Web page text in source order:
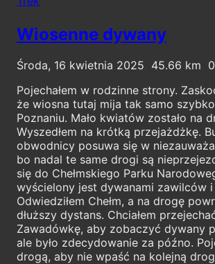
Wiosenne dywany
Środa, 16 kwietnia 2025 45.66
Pojechałem w rodzinne strony.
że wiosna tutaj mija tak samo
Poznaniu. Mało kwiatów zostało na
Wyszedłem na krótką przejażdżkę.
obwodnicy posuwa się w
bo nadal te same drogi są
się do Chełmskiego Parku
wyścielony jest dywanami zawilców
Odwiedziłem Chełm, a na drogę
dłuższy dystans. Chciałem
Zawadówkę, aby zobaczyć dywany
ale było zdecydowanie za późno.
drogą, aby nie wpaść na kolejną